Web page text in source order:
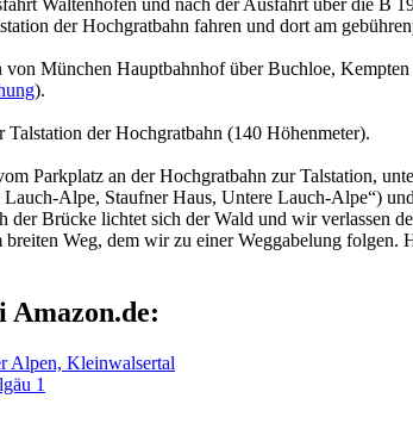
der Hochgratbahn fahren und dort am
München Hauptbahnhof über Buchloe,
).
der Hochgratbahn (140 Höhenmeter).
Parkplatz an der Hochgratbahn zur Talstation,
Alpe, Staufner Haus, Untere Lauch-Alpe“)
der Brücke lichtet sich der Wald und wir verlassen
Weg, dem wir zu einer Weggabelung
Amazon.de:
Alpen, Kleinwalsertal
1